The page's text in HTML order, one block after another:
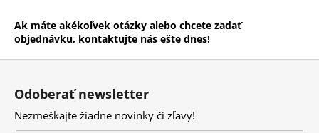
Ak máte akékoľvek otázky alebo chcete zadať
objednávku, kontaktujte nás ešte dnes!
Z
Odoberať newsletter
Nezmeškajte žiadne novinky či zľavy!